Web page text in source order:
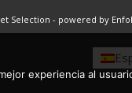
Selection - powered by
experiencia al